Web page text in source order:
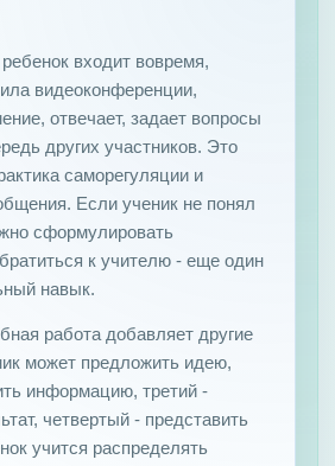
входит вовремя,
видеоконференции,
отвечает, задает вопросы
других участников. Это
саморегуляции и
Если ученик не понял
сформулировать
к учителю - еще один
навык.
работа добавляет другие
может предложить идею,
информацию, третий -
четвертый - представить
учится распределять